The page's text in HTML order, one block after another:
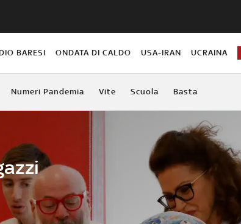
BARESI ONDATA DI CALDO USA-IRAN UCRAINA
Numeri Pandemia Vite Scuola Basta